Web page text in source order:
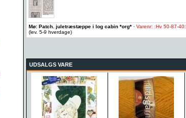
Mø: Patch. juletræstæppe i log cabin *org* · Varenr: :Hv 50-87-40:
(lev. 5-9 hverdage)
UDSALGS VARE